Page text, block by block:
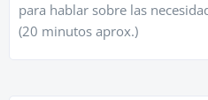
para hablar sobre las
(20 minutos aprox.)